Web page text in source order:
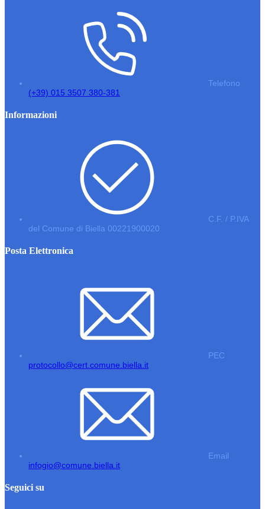
Telefono
(+39) 015 3507 380-381
Informazioni
C.F. / P.IVA
del Comune di Biella 00221900020
Posta Elettronica
PEC
protocollo@cert.comune.biella.it
Email
infogio@comune.biella.it
Seguici su